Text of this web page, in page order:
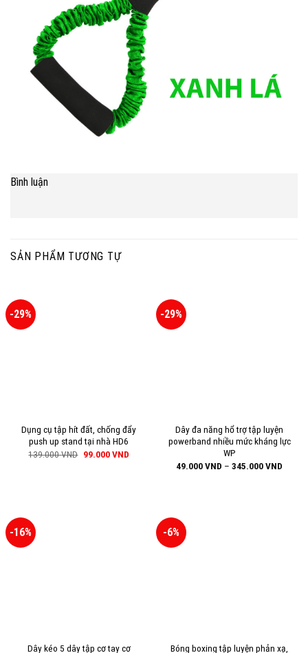
Bình luận
SẢN PHẨM TƯƠNG TỰ
-29%
Dụng cụ tập hít đất, chống đẩy
push up stand tại nhà HD6
139.000VND 99.000VND
-29%
Dây đa năng hổ trợ tập luyện
powerband nhiều mức kháng lực
WP
49.000VND – 345.000VND
-16%
Dây kéo 5 dây tập cơ tay cơ
-6%
Bóng boxing tập luyện phản xạ,